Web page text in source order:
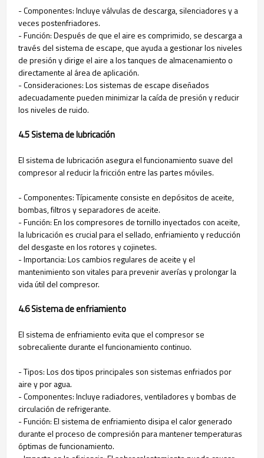
- Componentes: Incluye válvulas de descarga, silenciadores y a
veces postenfriadores.
- Función: Después de que el aire es comprimido, se descarga a
través del sistema de escape, que ayuda a gestionar los niveles
de presión y dirige el aire a los tanques de almacenamiento o
directamente al área de aplicación.
- Consideraciones: Los sistemas de escape diseñados
adecuadamente pueden minimizar la caída de presión y reducir
los niveles de ruido.
4.5 Sistema de lubricación
El sistema de lubricación asegura el funcionamiento suave del
compresor al reducir la fricción entre las partes móviles.
- Componentes: Típicamente consiste en depósitos de aceite,
bombas, filtros y separadores de aceite.
- Función: En los compresores de tornillo inyectados con aceite,
la lubricación es crucial para el sellado, enfriamiento y reducción
del desgaste en los rotores y cojinetes.
- Importancia: Los cambios regulares de aceite y el
mantenimiento son vitales para prevenir averías y prolongar la
vida útil del compresor.
4.6 Sistema de enfriamiento
El sistema de enfriamiento evita que el compresor se
sobrecaliente durante el funcionamiento continuo.
- Tipos: Los dos tipos principales son sistemas enfriados por
aire y por agua.
- Componentes: Incluye radiadores, ventiladores y bombas de
circulación de refrigerante.
- Función: El sistema de enfriamiento disipa el calor generado
durante el proceso de compresión para mantener temperaturas
óptimas de funcionamiento.